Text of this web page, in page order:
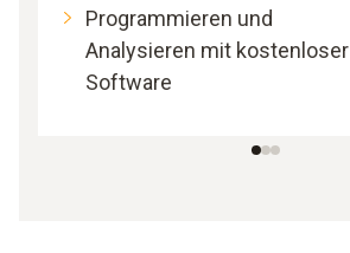
Programmieren und
Analysieren mit kostenloser
Software